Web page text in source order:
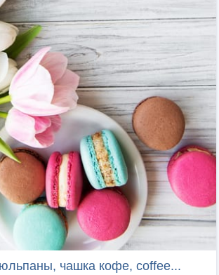
чашка кофе, coffee...